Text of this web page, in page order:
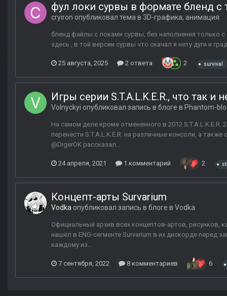
фул локи сурвы в формате бленд с
cryiron опубликовал тема в 3D-графика, анимация
бленд файлы с локами сурвы, без наполнения только
здесь , в той версии сурвы что скачал я нету дуги и
25 августа, 2025 2 ответа 2 survival
Игры серии S.T.A.L.K.E.R., что так и
Volnyckyi опубликовал запись в блоге в Phantom-
На самом деле кроме отмененного в 2012
перенести S.T.A.L.K.E.R. на различные консоли, а
@DigerOK рассказал...
24 апреля, 2021 1 комментарий 2
Концепт-арты Survarium
Vodka опубликовал запись в блоге в Vodka
Официальный архив всех концептов-артов, рисунков,
нашёл в ENG-сегменте Survarium в их дискорде перед
каждому из...
7 сентября, 2022 8 комментариев 6